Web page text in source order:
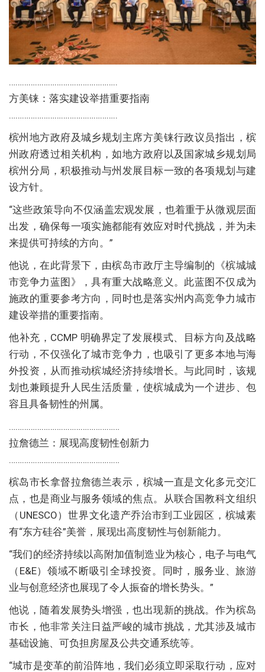
…………………………………………..
方美铼：落实建设举措重要指南
…………………………………………..
槟州地方政府及城乡规划主席方美铼行政议员指出，槟
州政府透过相关机构，如地方政府以及国家城乡规划局
槟州分局，积极推动与州发展目标一致的各项规划与建
设方针。
“这些政策导向不仅涵盖宏观发展，也着重于从微观层面
出发，确保每一项实施都能有效应对时代挑战，并为未
来提供可持续的方向。”
他说，在此背景下，由槟岛市政厅主导编制的《槟城城
市竞争力蓝图》，具有重大战略意义。此蓝图不仅成为
施政的重要参考方向，同时也是落实州内高竞争力城市
建设举措的重要指南。
他补充，CCMP 明确界定了发展模式、目标方向及战略
行动，不仅强化了城市竞争力，也吸引了更多本地与海
外投资，从而推动槟城经济持续增长。与此同时，该规
划也兼顾提升人民生活质量，使槟城成为一个进步、包
容且具备韧性的州属。
……………………………………………
拉詹德兰：展现高度韧性创新力
……………………………………………
槟岛市长拿督拉詹德兰表示，槟城一直是文化多元交汇
点，也是商业与服务领域的焦点。从联合国教科文组织
（UNESCO）世界文化遗产乔治市到工业园区，槟城素
有“东方硅谷”美誉，展现出高度韧性与创新能力。
“我们的经济持续以高附加值制造业为核心，电子与电气
（E&E）领域不断吸引全球投资。同时，服务业、旅游
业与创意经济也展现了令人振奋的增长势头。”
他说，随着发展势头增强，也出现新的挑战。作为槟岛
市长，他非常关注日益严峻的城市挑战，尤其涉及城市
基础设施、可负担房屋及公共交通系统等。
“城市是变革的前沿阵地，我们必须立即采取行动，应对